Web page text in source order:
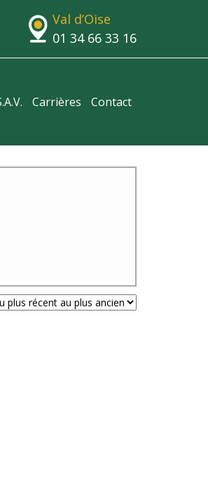
Val d’Oise
01 34 66 33 16
Carrières Contact